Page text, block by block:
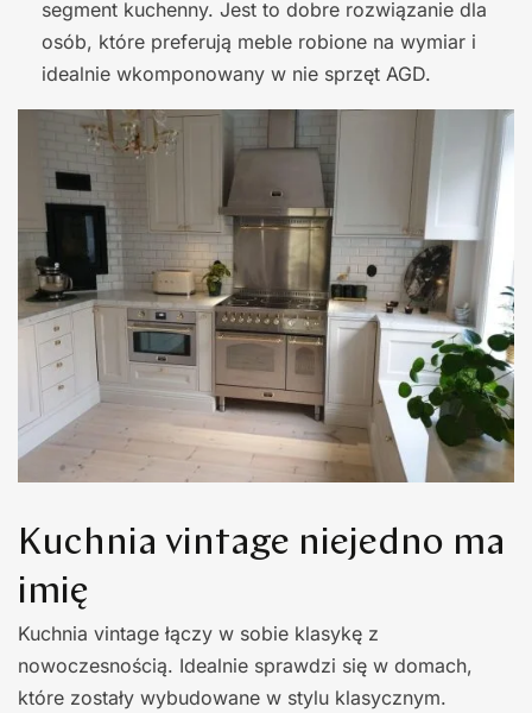
segment kuchenny. Jest to dobre rozwiązanie dla
osób, które preferują meble robione na wymiar i
idealnie wkomponowany w nie sprzęt AGD.
Kuchnia vintage niejedno ma
imię
Kuchnia vintage łączy w sobie klasykę z
nowoczesnością. Idealnie sprawdzi się w domach,
które zostały wybudowane w stylu klasycznym.